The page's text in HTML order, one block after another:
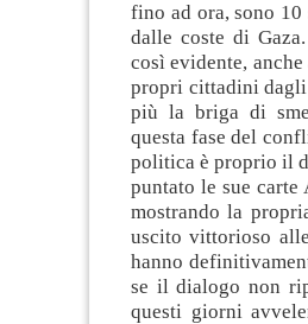
fino ad ora, sono
dalle coste di
così evidente,
propri cittadini dagli
più la briga di
questa fase del
politica è proprio il
puntato le sue carte
mostrando la
uscito vittorioso
hanno
se il dialogo non
questi giorni